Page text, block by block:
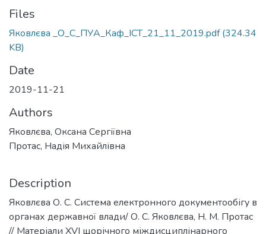
Files
Яковлєва _О_С_ПУА_Каф_ІСТ_21_11_2019.pdf(324.34
KB)
Date
2019-11-21
Authors
Яковлєва, Оксана Сергіївна
Протас, Надія Михайлівна
Description
Яковлєва О. С. Система електронного документообігу в
органах державної влади/ О. С. Яковлєва, Н. М. Протас
// Матеріали XVІ щорічного міждисциплінарного